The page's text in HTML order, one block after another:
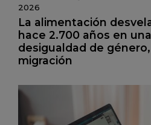
2026
La alimentación
hace 2.700 años en
desigualdad de
migración